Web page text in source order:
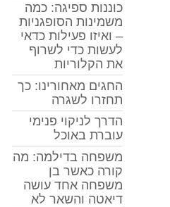
כוננות ספיגה: כמה
משמינות הסופגניות
– ואיזו פעילות כדאי
לעשות כדי לשרוף
את הקלוריות
החגים מאחורינו: כך
תחזרו לשגרה
הדרך לניקוי פנימי
עוברת באוכל
משפחה בדילמה: מה
קורה כאשר בן
משפחה אחד עושה
דיאטה והשאר לא